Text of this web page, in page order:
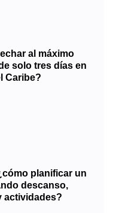
al máximo
solo tres días en
Caribe?
planificar un
descanso,
actividades?